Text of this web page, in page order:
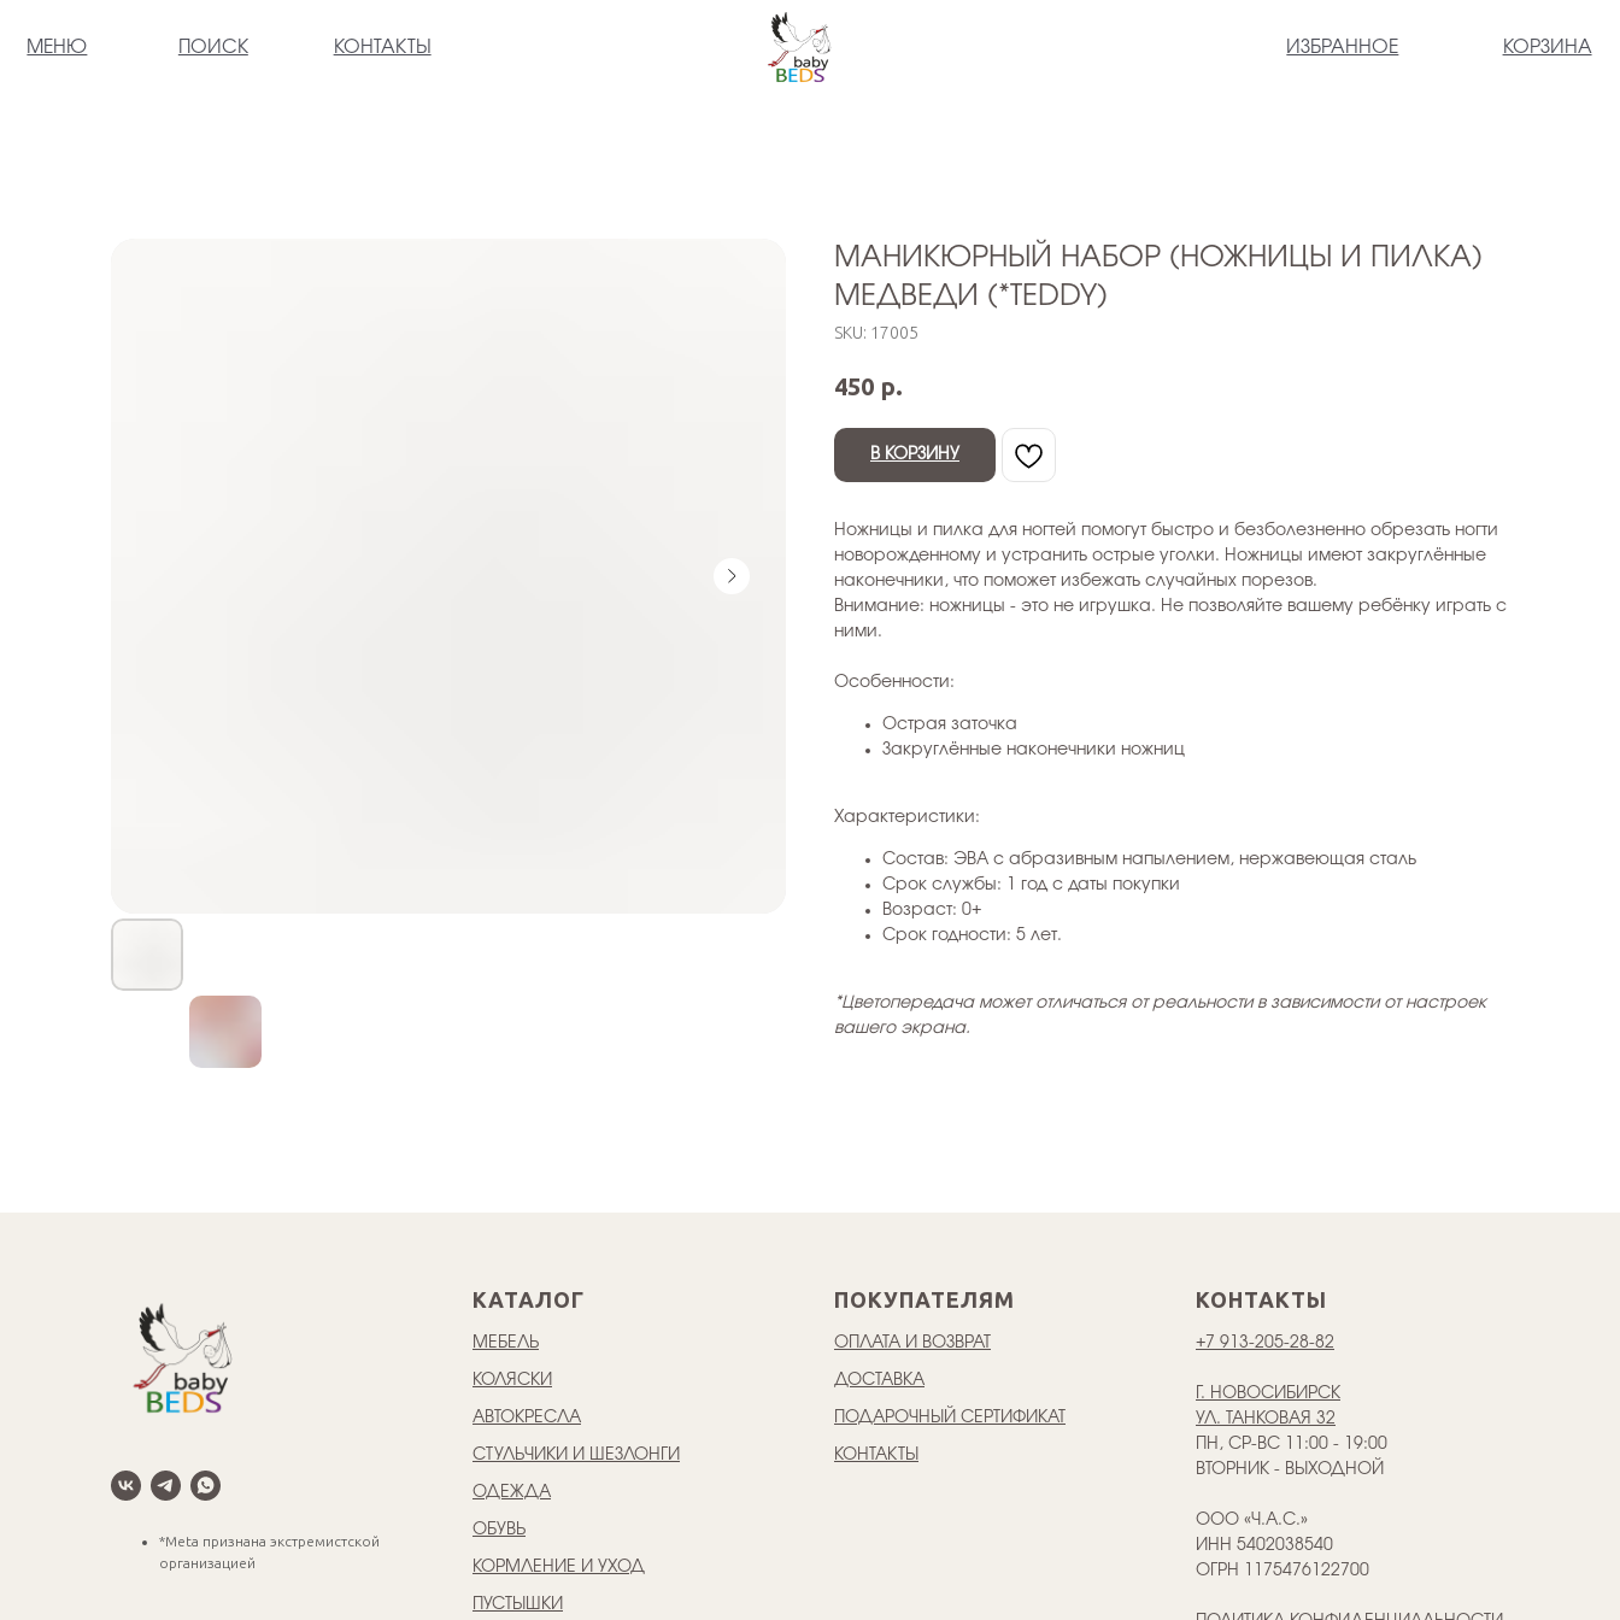
КОРЗИНА
КОНТАКТЫ
ПОИСК
МЕНЮ
МАНИКЮРНЫЙ НАБОР (НОЖНИЦЫ И ПИЛКА)
МЕДВЕДИ (*TEDDY)
SKU: 17005
450 р.
В КОРЗИНУ
Ножницы и пилка для ногтей помогут быстро и безболезненно обрезать ногти
новорожденному и устранить острые уголки. Ножницы имеют закруглённые
наконечники, что поможет избежать случайных порезов.
Внимание: ножницы - это не игрушка. Не позволяйте вашему ребёнку играть с
ними.
Особенности:
Острая заточка
Закруглённые наконечники ножниц
Характеристики:
Состав: ЭВА с абразивным напылением, нержавеющая сталь
Срок службы: 1 год с даты покупки
Возраст: 0+
Срок годности: 5 лет.
*Цветопередача может отличаться от реальности в зависимости от настроек
вашего экрана.
*Meta признана экстремистской
организацией
КАТАЛОГ
МЕБЕЛЬ
КОЛЯСКИ
АВТОКРЕСЛА
СТУЛЬЧИКИ И ШЕЗЛОНГИ
ОДЕЖДА
ОБУВЬ
КОРМЛЕНИЕ И УХОД
ПУСТЫШКИ
ПОКУПАТЕЛЯМ
ОПЛАТА И ВОЗВРАТ
ДОСТАВКА
ПОДАРОЧНЫЙ СЕРТИФИКАТ
КОНТАКТЫ
КОНТАКТЫ
+7 913-205-28-82
Г. НОВОСИБИРСК
УЛ. ТАНКОВАЯ 32
ПН, СР-ВС 11:00 - 19:00
ВТОРНИК - ВЫХОДНОЙ
ООО «Ч.А.С.»
ИНН 5402038540
ОГРН 1175476122700